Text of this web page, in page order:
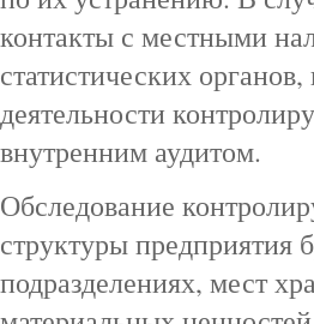
контакты с местными
статистических
деятельности
внутренним аудитом.
Обследование
структуры предприятия
подразделениях, мест